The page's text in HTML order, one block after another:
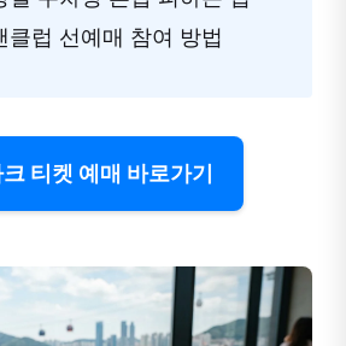
클럽 선예매 참여 방법
티켓 예매 바로가기